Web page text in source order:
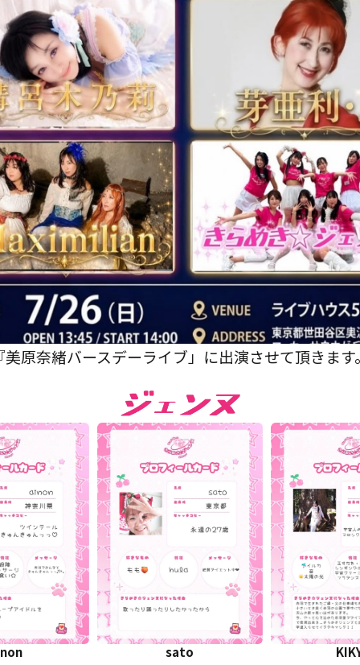
美原奈緒バースデーライブ」に出演させて頂きます
sato